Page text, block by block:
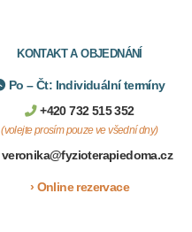
KONTAKT A OBJEDNÁNÍ
Po – Čt: Individuální termíny
+420 732 515 352
(volejte prosím pouze ve všední dny)
veronika@fyzioterapiedoma.cz
› Online rezervace